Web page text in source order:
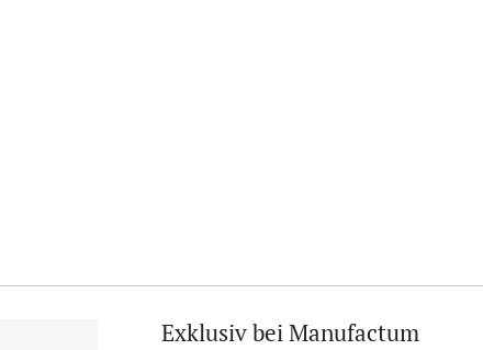
Exklusiv bei Manufactum